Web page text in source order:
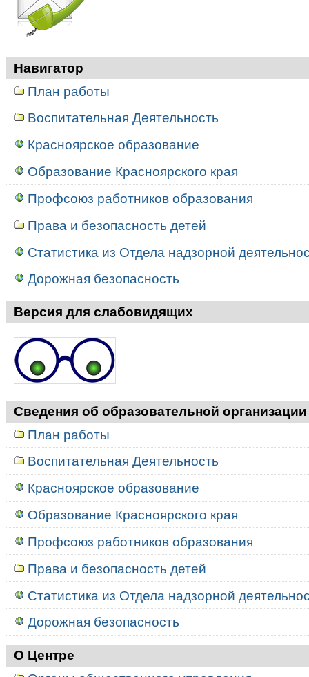
Навигатор
План работы
Воспитательная Деятельность
Красноярское образование
Образование Красноярского края
Профсоюз работников образования
Права и безопасность детей
Статистика из Отдела надзорной
Дорожная безопасность
Версия для слабовидящих
Сведения об образовательной организации
План работы
Воспитательная Деятельность
Красноярское образование
Образование Красноярского края
Профсоюз работников образования
Права и безопасность детей
Статистика из Отдела надзорной
Дорожная безопасность
О Центре